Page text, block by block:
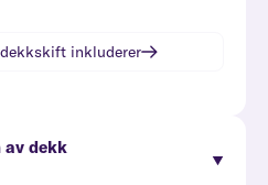
dekkskift inkluderer
av dekk